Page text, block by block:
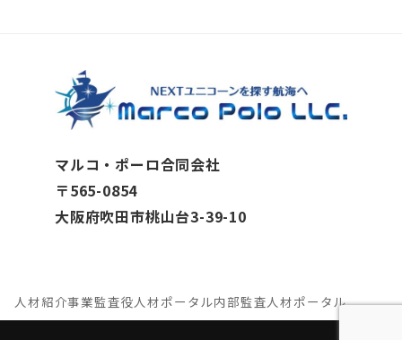
マルコ・ポーロ合同会社
〒565-0854
大阪府吹田市桃山台3-39-10
人材紹介事業監査役人材ポータル内部監査人材ポータル